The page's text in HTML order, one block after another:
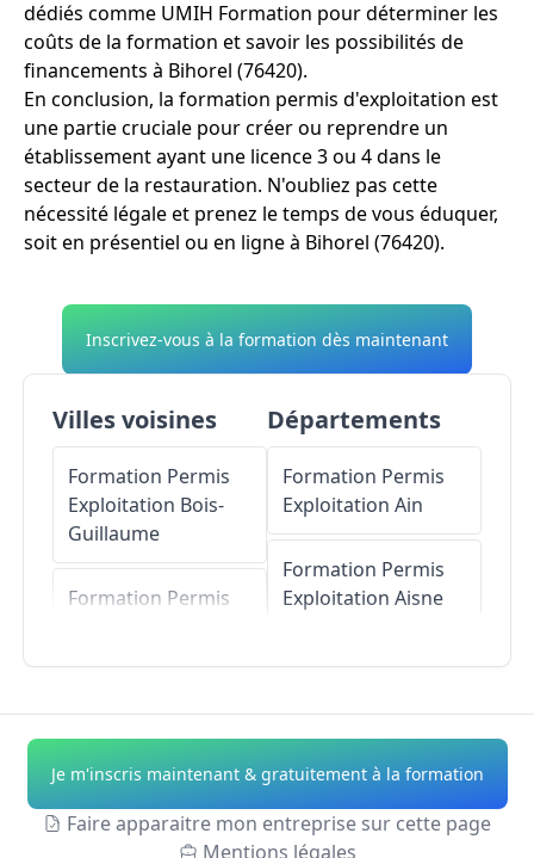
dédiés comme UMIH Formation pour déterminer les
coûts de la formation et savoir les possibilités de
financements à Bihorel (76420).
En conclusion, la formation permis d'exploitation est
une partie cruciale pour créer ou reprendre un
établissement ayant une licence 3 ou 4 dans le
secteur de la restauration. N'oubliez pas cette
nécessité légale et prenez le temps de vous éduquer,
soit en présentiel ou en ligne à Bihorel (76420).
Inscrivez-vous à la formation dès maintenant
Villes voisines
Formation Permis
Exploitation Bois-
Guillaume
Formation Permis
Formation Permis
Exploitation
Darnétal
Formation Permis
Départements
Formation Permis
Exploitation Ain
Formation Permis
Exploitation Aisne
Formation Permis
ExploitationAlpes-
de-Haute-Provence
Je m'inscris maintenant & gratuitement à la formation
Faire apparaitre mon entreprise sur cette page
Mentions légales